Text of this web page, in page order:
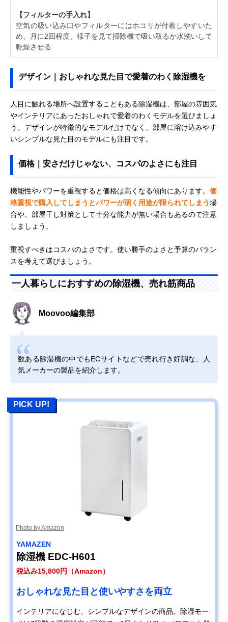
【フィルターの手入れ】
空気の吸い込み口やフィルターにはホコリが付着しやすいた
め、月に2回程度、様子を見て掃除機で吸い取るか水洗いして
乾燥させる
デザイン｜おしゃれな見た目で愛着のわく除湿機を
人目に触れる場所へ設置することもある除湿機は、部屋の雰囲気
やインテリアにあったおしゃれで愛着のわくモデルを選びましょ
う。デザインが特徴的なモデルだけでなく、部屋に溶け込みやす
いシンプルな見た目のモデルにも注目です。
価格｜安さだけじゃない、コスパのよさにも注目
機能性やパワーを重視すると価格は高くなる傾向にあります。 価
格重視で購入してしまうとパワーが弱く用途が限られてしまう場
合や、部屋干し対策として十分な能力が無い場合もあるので注意
しましょう。
重視すべきはコスパのよさです。使い勝手のよさと予算のバラン
スを考えて選びましょう。
一人暮らしにおすすめの除湿機、売れ筋商品
Moovoo編集部
数ある除湿機の中でもECサイトなどで売れ行き好調な、人
気メーカーの製品を紹介します。
PICK UP!
Photo by Amazon
YAMAZEN
除湿機 EDC-H601
税込み15,800円（Amazon）
おしゃれな見た目と使いやすさを両立
インテリアになじむ、シンプルなデザインの商品。除湿モー